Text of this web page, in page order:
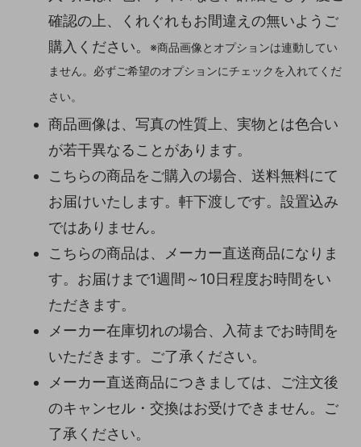
確認の上、くれぐれもお間違えの無いようご
購入ください。
※商品画像とオプションは連動してい
ません。必ずご希望のオプションにチェックを入れてくだ
さい。
商品画像は、写真の性質上、実物とは色合い
が若干異なることがあります。
こちらの商品をご購入の場合、送料無料にて
お届けいたします。軒下渡しです。設置込み
ではありません。
こちらの商品は、メーカー直送商品になりま
す。お届けまで1週間～10日程度お時間をい
ただきます。
メーカー在庫切れの場合、入荷までお時間を
いただきます。ご了承ください。
メーカー直送商品につきましては、ご注文後
のキャンセル・交換はお受けできません。ご
了承ください。